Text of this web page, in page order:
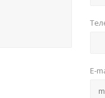
E-